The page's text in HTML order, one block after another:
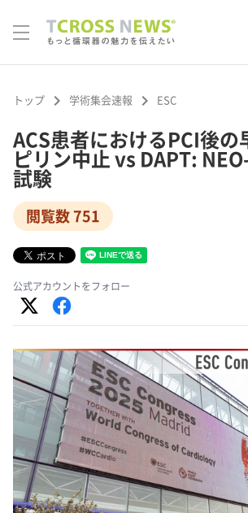
トップ keyboard_arrow_right 学術集会速報 keyboard_arrow_right ESC
ACS患者におけるPCI後の
ピリン中止 vs DAPT:
試験
閲覧数 751
公式アカウントをフォロー